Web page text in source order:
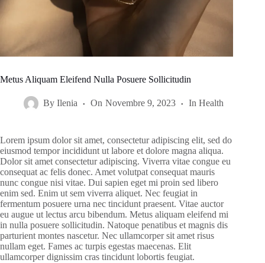
Metus Aliquam Eleifend Nulla Posuere Sollicitudin
By Ilenia On Novembre 9, 2023 In Health
Lorem ipsum dolor sit amet, consectetur adipiscing elit, sed do
eiusmod tempor incididunt ut labore et dolore magna aliqua.
Dolor sit amet consectetur adipiscing. Viverra vitae congue eu
consequat ac felis donec. Amet volutpat consequat mauris
nunc congue nisi vitae. Dui sapien eget mi proin sed libero
enim sed. Enim ut sem viverra aliquet. Nec feugiat in
fermentum posuere urna nec tincidunt praesent. Vitae auctor
eu augue ut lectus arcu bibendum. Metus aliquam eleifend mi
in nulla posuere sollicitudin. Natoque penatibus et magnis dis
parturient montes nascetur. Nec ullamcorper sit amet risus
nullam eget. Fames ac turpis egestas maecenas. Elit
ullamcorper dignissim cras tincidunt lobortis feugiat.